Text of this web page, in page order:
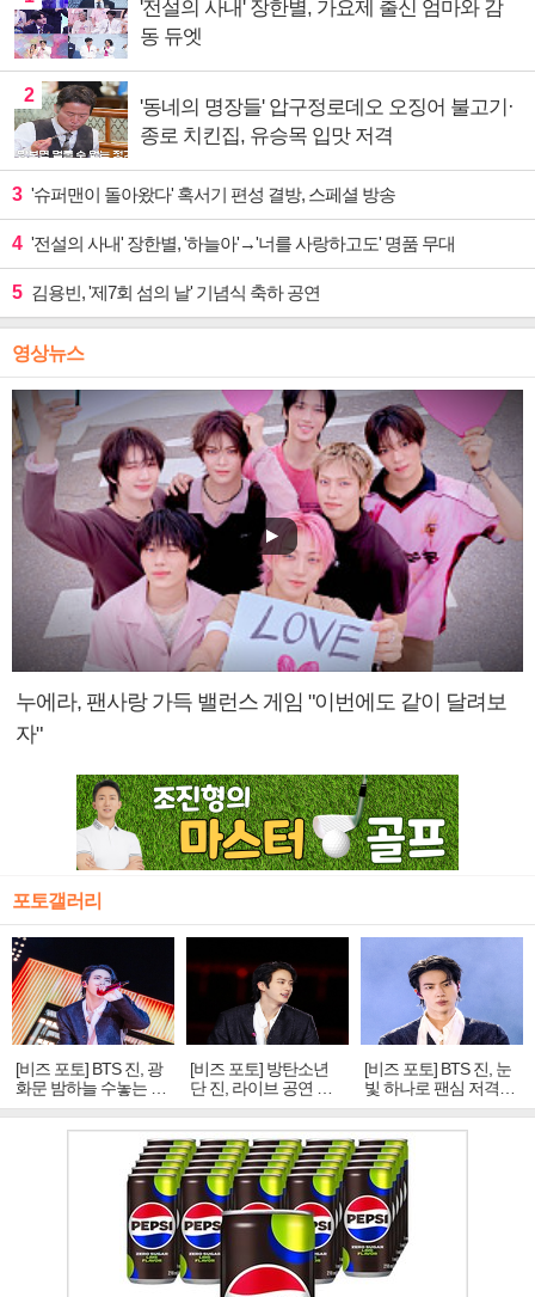
'전설의 사내' 장한별, 가요제 출신 엄마와 감
동 듀엣
2
'동네의 명장들' 압구정로데오 오징어 불고기·
종로 치킨집, 유승목 입맛 저격
3 '슈퍼맨이 돌아왔다' 혹서기 편성 결방, 스페셜 방송
4 '전설의 사내' 장한별, '하늘아'→'너를 사랑하고도' 명품 무대
5 김용빈, '제7회 섬의 날' 기념식 축하 공연
영상뉴스
누에라, 팬사랑 가득 밸런스 게임 "이번에도 같이 달려보
자"
포토갤러리
[비즈 포토] BTS 진, 광
화문 밤하늘 수놓는 '비
주얼 킹'의 열창
[비즈 포토] 방탄소년
단 진, 라이브 공연 중
빛나는 독보적 아우라
[비즈 포토] BTS 진, 눈
빛 하나로 팬심 저격…
독보적 카리스마